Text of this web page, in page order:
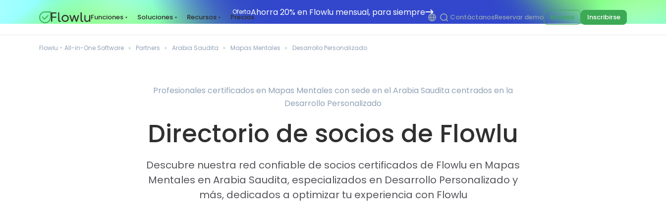
OfertaAhorra 20% en Flowlu mensual, para siempre
Funciones Soluciones Recursos Precios ContáctanosReservar demo Acceso Inscribirse
Flowlu - All-in-One Software Partners Arabia Saudita Mapas Mentales Desarrollo Personalizado
Profesionales certificados en Mapas Mentales con sede en el Arabia Saudita centrados en la
Desarrollo Personalizado
Directorio de socios de Flowlu
Descubre nuestra red confiable de socios certificados de Flowlu en Mapas
Mentales en Arabia Saudita, especializados en Desarrollo Personalizado y
más, dedicados a optimizar tu experiencia con Flowlu